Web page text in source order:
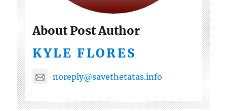
About Post Author
KYLE FLORES
noreply@savethetatas.info